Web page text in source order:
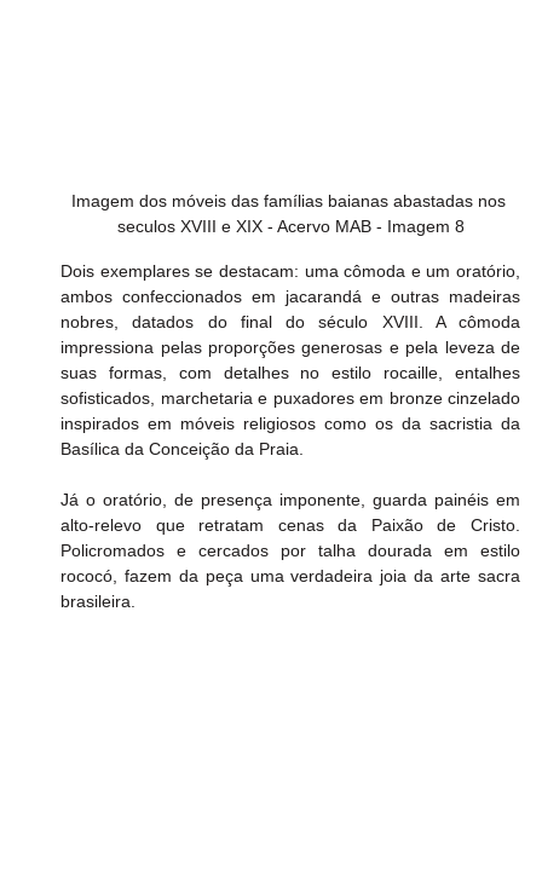
Imagem dos móveis das famílias baianas abastadas nos
seculos XVIII e XIX - Acervo MAB - Imagem 8
Dois exemplares se destacam: uma cômoda e um oratório,
ambos confeccionados em jacarandá e outras madeiras
nobres, datados do final do século XVIII. A cômoda
impressiona pelas proporções generosas e pela leveza de
suas formas, com detalhes no estilo rocaille, entalhes
sofisticados, marchetaria e puxadores em bronze cinzelado
inspirados em móveis religiosos como os da sacristia da
Basílica da Conceição da Praia.
Já o oratório, de presença imponente, guarda painéis em
alto-relevo que retratam cenas da Paixão de Cristo.
Policromados e cercados por talha dourada em estilo
rococó, fazem da peça uma verdadeira joia da arte sacra
brasileira.